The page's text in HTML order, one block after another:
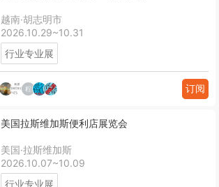
越南·胡志明市
2026.10.29~10.31
行业专业展
订阅
美国拉斯维加斯便利店展览会
美国·拉斯维加斯
2026.10.07~10.09
行业专业展